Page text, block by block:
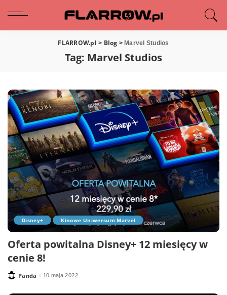
FLARROW.pl > Blog > Marvel Studios
Tag: Marvel Studios
Disney+ Kinowe Uniwersum Marvel
Oferta powitalna Disney+ 12 miesięcy w
cenie 8!
PostedPanda 10 maja 2022